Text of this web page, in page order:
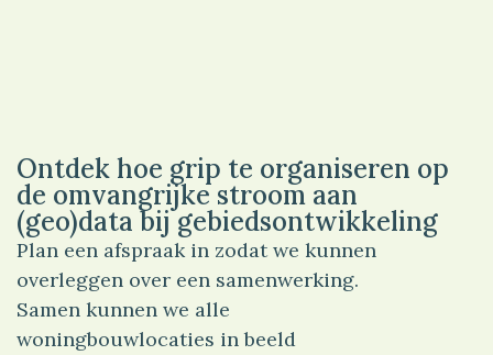
Ontdek hoe grip te organiseren op
de omvangrijke stroom aan
(geo)data bij gebiedsontwikkeling
Plan een afspraak in zodat we kunnen
overleggen over een samenwerking.
Samen kunnen we alle
woningbouwlocaties in beeld